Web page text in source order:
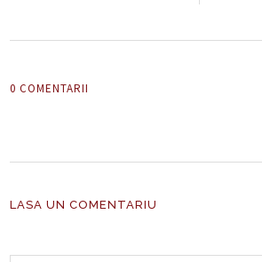
0 COMENTARII
LASA UN COMENTARIU